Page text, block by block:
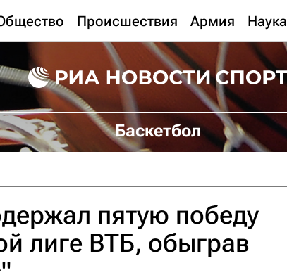
Происшествия Армия Наука
Баскетбол
пятую победу
лиге ВТБ, обыграв